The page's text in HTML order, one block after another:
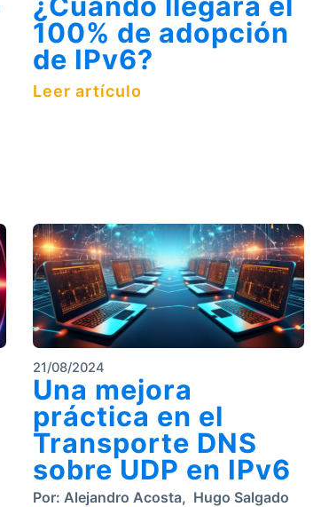
100% de adopción
de IPv6?
Leer artículo
21/08/2024
Una mejora
práctica en el
Transporte DNS
sobre UDP en IPv6
Por: Alejandro Acosta, Hugo Salgado